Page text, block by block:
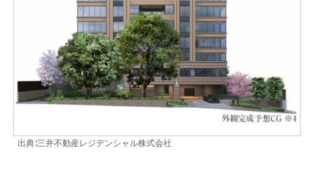
出典∶三井不動産レジデンシャル株式会社